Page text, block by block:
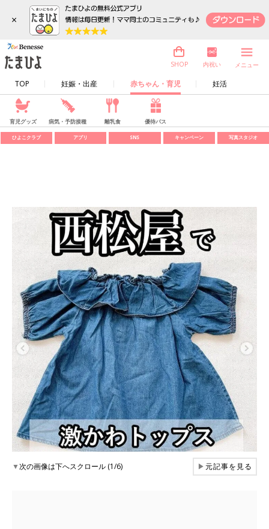
×
TOP 妊娠・出産 赤ちゃん・育児 妊活
SHOP 内祝い メニュー
育児グッズ 病気・予防接種 離乳食 優待パス
ひよこクラブ アプリ SNS キャンペーン 写真スタジオ
▼次の画像は下へスクロール (1/6) ▶元記事を見る